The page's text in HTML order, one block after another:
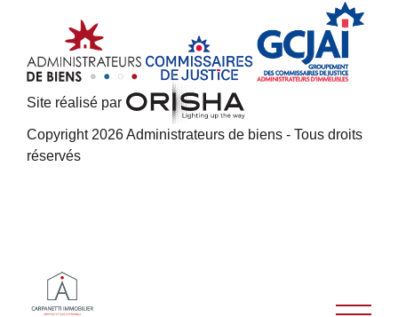
Site réalisé par
Copyright 2026 Administrateurs de biens - Tous droits
réservés